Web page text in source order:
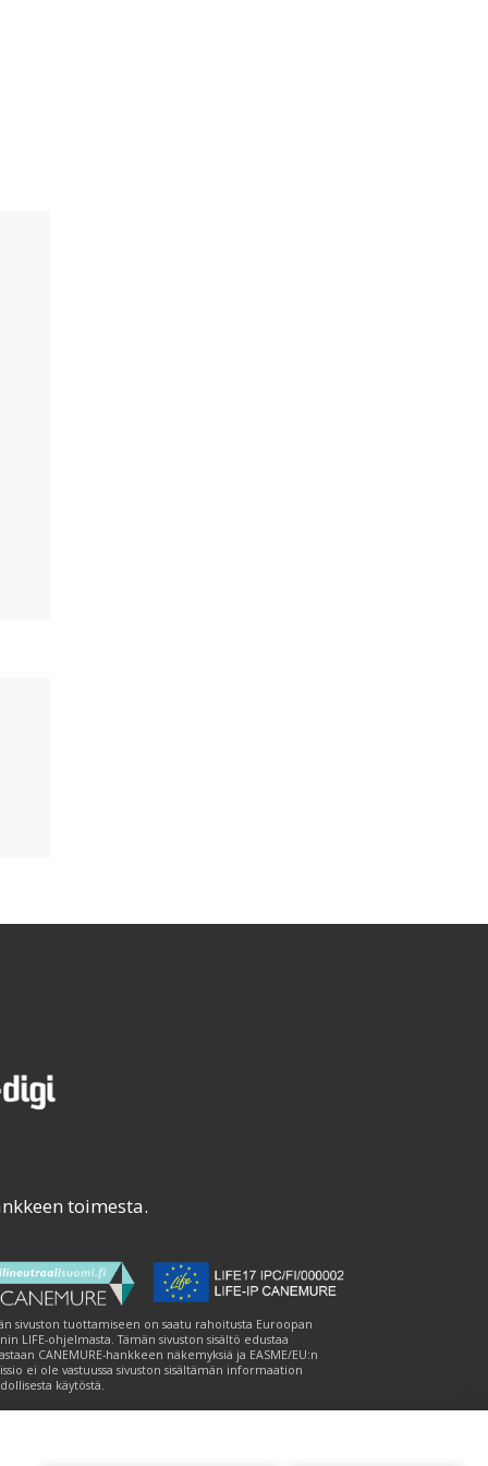
toimesta.
sivuston tuottamiseen on saatu rahoitusta Euroopan
LIFE-ohjelmasta. Tämän sivuston sisältö edustaa
CANEMURE-hankkeen näkemyksiä ja EASME/EU:n
ei ole vastuussa sivuston sisältämän informaation
käytöstä.